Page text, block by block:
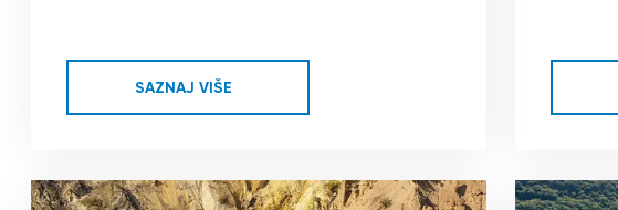
SAZNAJ VIŠE